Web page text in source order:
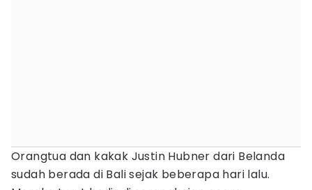
Orangtua dan kakak Justin Hubner dari Belanda
sudah berada di Bali sejak beberapa hari lalu.